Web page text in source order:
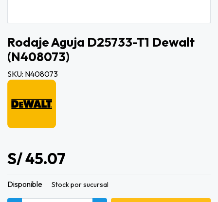
Rodaje Aguja D25733-T1 Dewalt
(n408073)
SKU: N408073
S/ 45.07
Disponible Stock por sucursal